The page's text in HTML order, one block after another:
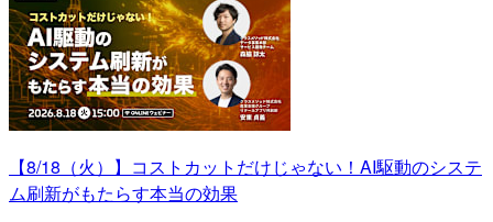
【8/18（火）】コストカットだけじゃない！AI駆動のシステ
ム刷新がもたらす本当の効果